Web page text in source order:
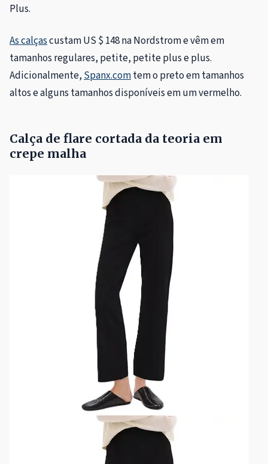
Plus.
As calçascustam US $ 148 na Nordstrom e vêm em
tamanhos regulares, petite, petite plus e plus.
Adicionalmente,Spanx.comtem o preto em tamanhos
altos e alguns tamanhos disponíveis em um vermelho.
Calça de flare cortada da teoria em
crepe malha